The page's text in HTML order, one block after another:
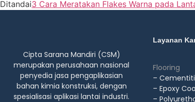
Ditandai3 Cara Meratakan Flakes Warna pada
Cipta Sarana Mandiri (CSM)
merupakan perusahaan nasional
penyedia jasa pengaplikasian
bahan kimia konstruksi, dengan
spesialisasi aplikasi lantai industri.
Layanan
Flooring
–
– Epoxy
–